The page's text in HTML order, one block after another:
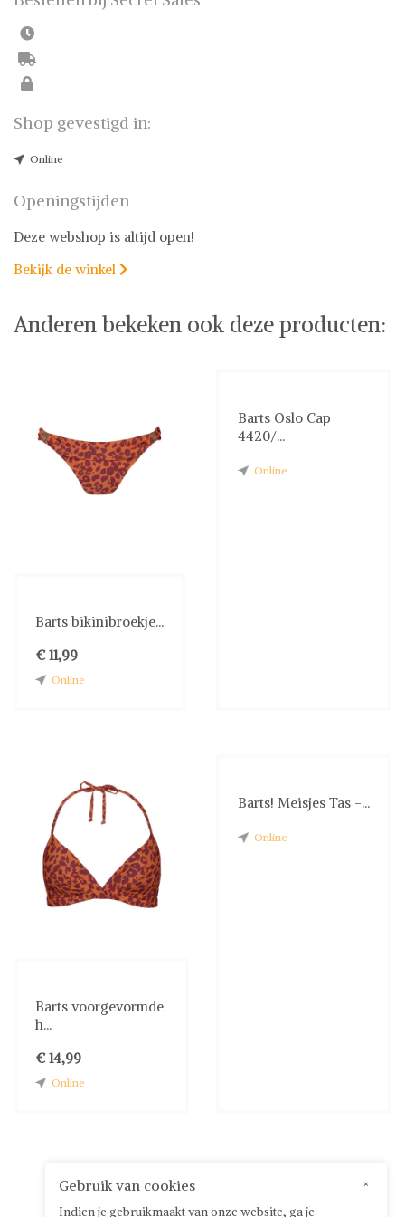
Shop gevestigd in:
Online
Openingstijden
Deze webshop is altijd open!
Bekijk de winkel 
Anderen bekeken ook deze producten:
Barts bikinibroekje...
€ 11,99
Online
Barts Oslo Cap
4420/...
Online
Barts voorgevormde
h...
€ 14,99
Online
Barts! Meisjes Tas -...
Online
×
Gebruik van cookies
Indien je gebruikmaakt van onze website, ga je